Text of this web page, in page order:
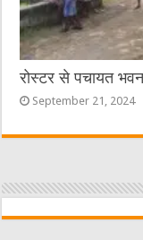
रोस्टर से पचायत
September 21, 2024